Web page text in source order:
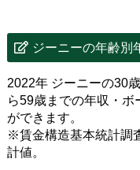
ジーニーの年齢別
2022年 ジーニーの30
ら59歳までの年収・ボ
ができます。
※賃金構造基本統計調
計値。